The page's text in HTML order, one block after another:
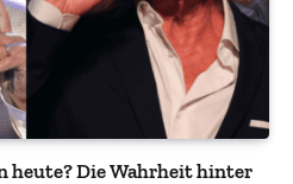
heute? Die Wahrheit hinter